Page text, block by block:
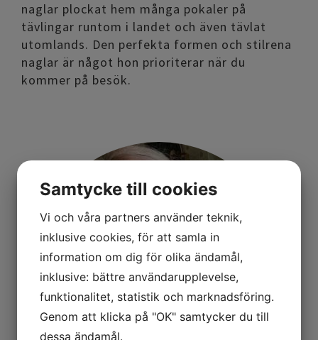
naglar plockat hem många pokaler på
tävlingar runtom i landet och även tävlat
utomlands. Den perfekta formen och stilrena
naglar är något hon prioriterar när du
kommer på besök.
Samtycke till cookies
Vi och våra partners använder teknik,
inklusive cookies, för att samla in
information om dig för olika ändamål,
inklusive: bättre användarupplevelse,
funktionalitet, statistik och marknadsföring.
Genom att klicka på "OK" samtycker du till
dessa ändamål.